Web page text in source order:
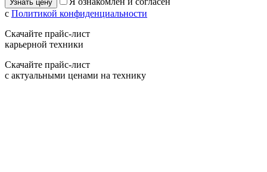
с Политикой конфиденциальности
Скачайте прайс-лист
карьерной техники
Скачайте прайс-лист
с актуальными ценами на технику